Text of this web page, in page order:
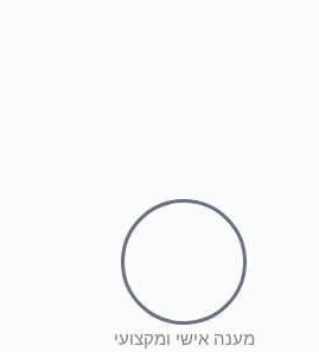
מענה אישי ומקצועי